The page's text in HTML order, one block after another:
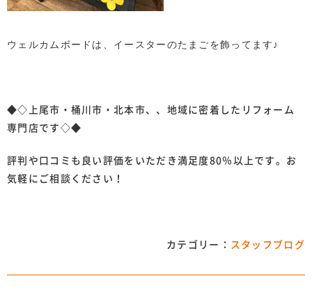
ウェルカムボードは、イースターのたまごを飾ってます♪
◆◇上尾市・桶川市・北本市、、地域に密着したリフォーム
専門店です◇◆
評判や口コミも良い評価をいただき満足度80％以上です。お
気軽にご相談ください！
カテゴリー： スタッフブログ